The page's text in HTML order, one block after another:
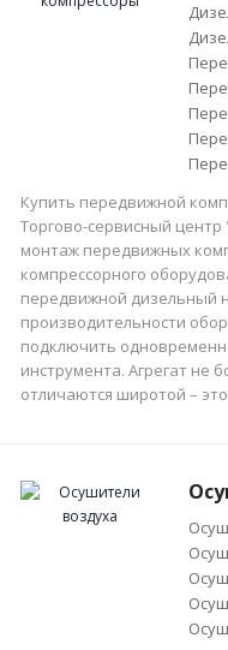
Купить передвижной
Торгово-сервисный
монтаж передвижных
компрессорного
передвижной дизельный
производительности
подключить
инструмента. Агрегат не
отличаются широтой –